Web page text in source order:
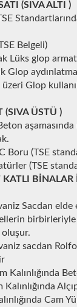
(SIVA ALTI )
Belgeli)
Lüks glop
Glop aydınlatma
üzeri Glop
(SIVA ÜSTÜ )
Boru (TSE
(TSE
KATLI BİNALAR
Sacdan elde
birbirleriyle
sacdan
Kalınlığında
Cam